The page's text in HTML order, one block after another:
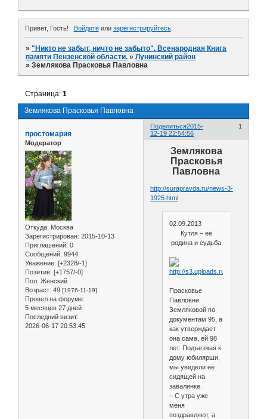
Привет, Гость! Войдитеили зарегистрируйтесь.
»"Никто не забыт, ничто не забыто". Всенародная Книга
памяти Пензенской области. »Лунинский район
»Землякова Прасковья Павловна
Землякова Прасковья Павловна
Страница:1
Поделиться 1
2015-
12-19 22:54:56
простомария
Модератор
Откуда: Москва
Зарегистрирован: 2015-10-13
Приглашений: 0
Сообщений: 9944
Уважение: [+2328/-1]
Позитив: [+1757/-0]
Пол: Женский
Возраст: 49 [1976-11-19]
Провел на форуме:
5 месяцев 27 дней
Последний визит:
2026-06-17 20:53:45
Землякова
Прасковья
Павловна
http://surapravda.ru/news-3-
1925.html
02.09.2013
Кутля – её
родина и судьба
Прасковье
Павловне
Земляковой по
документам 95, а
как утверждает
она сама, ей 98
лет. Подъезжая к
дому юбилярши,
мы увидели её
сидящей на
завалинке.
– С утра уже
меня
поздравляют, а